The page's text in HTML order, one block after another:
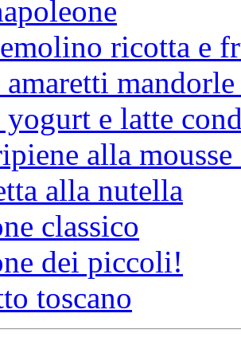
ricotta e
mandorle
e latte
alla
alla nutella
classico
dei piccoli!
toscano